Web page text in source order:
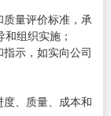
量评价标准，承
组织实施；
示，如实向公司
、质量、成本和